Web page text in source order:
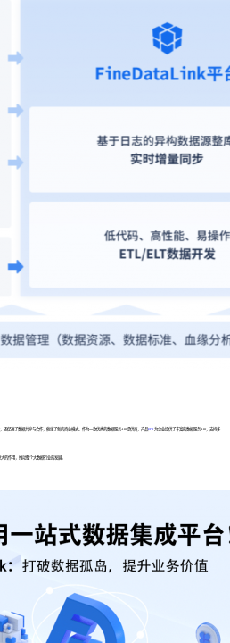
促进了数据共享与合作，催生了新的商业模式。作为一款优秀的数据服务API提供商，产品 FDL 为企业提供了丰富的数据服务API，支持多
的作用，推动整个大数据行业的发展。